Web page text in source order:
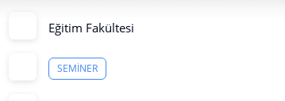
Eğitim Fakültesi
SEMINER